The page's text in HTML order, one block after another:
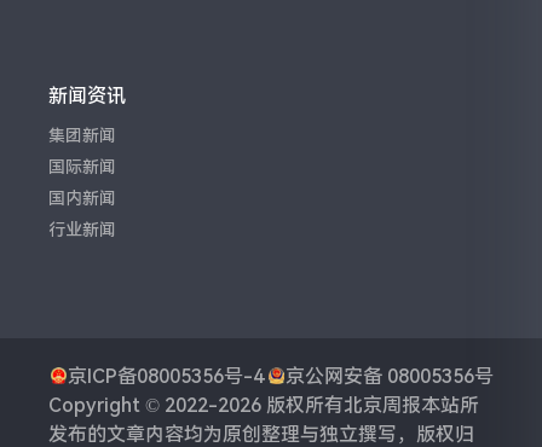
新闻资讯
集团新闻
国际新闻
国内新闻
行业新闻
京ICP备08005356号-4
京公网安备 08005356号
Copyright © 2022-2026 版权所有北京周报本站所
发布的文章内容均为原创整理与独立撰写，版权归